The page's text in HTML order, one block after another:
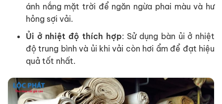
ánh nắng mặt trời để ngăn ngừa phai màu và hư
hỏng sợi vải.
Ủi ở nhiệt độ thích hợp: Sử dụng bàn ủi ở nhiệt
độ trung bình và ủi khi vải còn hơi ẩm để đạt hiệu
quả tốt nhất.